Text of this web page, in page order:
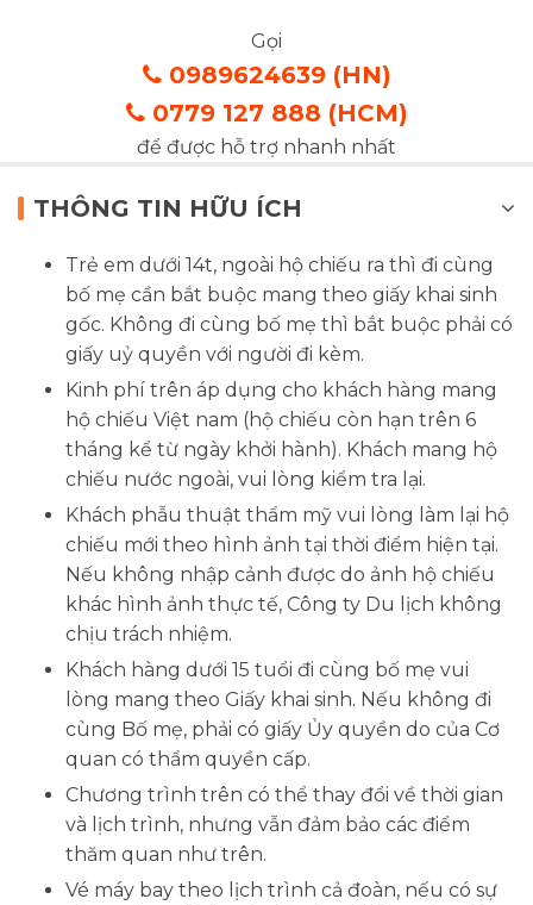
Gọi
0989624639 (HN)
0779 127 888 (HCM)
để được hỗ trợ nhanh nhất
THÔNG TIN HỮU ÍCH
Trẻ em dưới 14t, ngoài hộ chiếu ra thì đi cùng
bố mẹ cần bắt buộc mang theo giấy khai sinh
gốc. Không đi cùng bố mẹ thì bắt buộc phải có
giấy uỷ quyền với người đi kèm.
Kinh phí trên áp dụng cho khách hàng mang
hộ chiếu Việt nam (hộ chiếu còn hạn trên 6
tháng kể từ ngày khởi hành). Khách mang hộ
chiếu nước ngoài, vui lòng kiểm tra lại.
Khách phẫu thuật thẩm mỹ vui lòng làm lại hộ
chiếu mới theo hình ảnh tại thời điểm hiện tại.
Nếu không nhập cảnh được do ảnh hộ chiếu
khác hình ảnh thực tế, Công ty Du lịch không
chịu trách nhiệm.
Khách hàng dưới 15 tuổi đi cùng bố mẹ vui
lòng mang theo Giấy khai sinh. Nếu không đi
cùng Bố mẹ, phải có giấy Ủy quyền do của Cơ
quan có thẩm quyền cấp.
Chương trình trên có thể thay đổi về thời gian
và lịch trình, nhưng vẫn đảm bảo các điểm
thăm quan như trên.
Vé máy bay theo lịch trình cả đoàn, nếu có sự